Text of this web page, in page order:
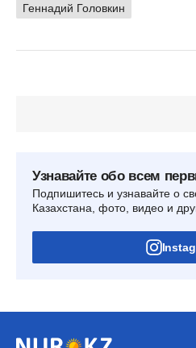
Геннадий Головкин
Узнавайте обо всем
Подпишитесь и узнавайте о
Казахстана, фото, видео и